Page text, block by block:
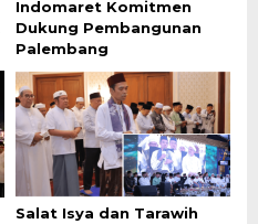
Indomaret Komitmen
Dukung Pembangunan
Palembang
Salat Isya dan Tarawih